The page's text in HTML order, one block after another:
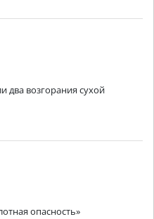
два возгорания сухой
опасность»